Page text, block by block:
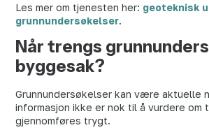
Les mer om tjenesten her: geoteknisk
grunnundersøkelser.
Når trengs
byggesak?
Grunnundersøkelser kan være aktuelle
informasjon ikke er nok til å vurdere om
gjennomføres trygt.